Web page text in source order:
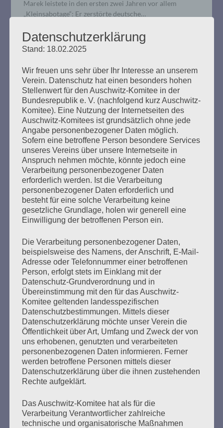
Marek leistete in den ersten zwei Jahren vor allem
„Kleinsabotage“: Er zerstörte deutsche…
4. Verhandlungstag, Freitag,
25.10.2019
Erstellt am25. Oktober 2019
Die Richterin kündigte an, dass es dem Angeklagten
heute nicht so gut gehe. Seine Befragung hielt er gut
durch. Der Faden aus dem letzten Verhandlungstag
wurde wieder aufgenommen. Bruno D. sollte erläutern,
wie er aus Stettin in den Wachdienst im KZ Stutthof kam.
Er habe sich vorgestellt, zur Bewachung von
mehr ...
Seitennummerierung
der
Beiträge
Zurück 29
Ich werd’ so lange singen, bis es keine Nazis mehr
Esther Bejarano
Datenschutzerklärung
Stand: 18.02.2025
Wir freuen uns sehr über Ihr Interesse an unserem
Verein. Datenschutz hat einen besonders hohen
Stellenwert für den Auschwitz-Komitee in der
Bundesrepublik e. V. (nachfolgend kurz Auschwitz-
Komitee). Eine Nutzung der Internetseiten des
Auschwitz-Komitees ist grundsätzlich ohne jede
Angabe personenbezogener Daten möglich.
Sofern eine betroffene Person besondere Services
unseres Vereins über unsere Internetseite in
Anspruch nehmen möchte, könnte jedoch eine
Verarbeitung personenbezogener Daten
erforderlich werden. Ist die Verarbeitung
personenbezogener Daten erforderlich und
besteht für eine solche Verarbeitung keine
gesetzliche Grundlage, holen wir generell eine
Einwilligung der betroffenen Person ein.
Die Verarbeitung personenbezogener Daten,
beispielsweise des Namens, der Anschrift, E-Mail-
Adresse oder Telefonnummer einer betroffenen
Person, erfolgt stets im Einklang mit der
Datenschutz-Grundverordnung und in
Übereinstimmung mit den für das Auschwitz-
Komitee geltenden landesspezifischen
Datenschutzbestimmungen. Mittels dieser
Datenschutzerklärung möchte unser Verein die
Öffentlichkeit über Art, Umfang und Zweck der von
uns erhobenen, genutzten und verarbeiteten
personenbezogenen Daten informieren. Ferner
werden betroffene Personen mittels dieser
Datenschutzerklärung über die ihnen zustehenden
Rechte aufgeklärt.
Das Auschwitz-Komitee hat als für die
Verarbeitung Verantwortlicher zahlreiche
technische und organisatorische Maßnahmen